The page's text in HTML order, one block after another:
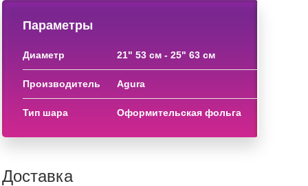
Параметры
диаметр 21" 53 см - 25" 63 см
производитель agura
тип шара оформительская фольга
Доставка